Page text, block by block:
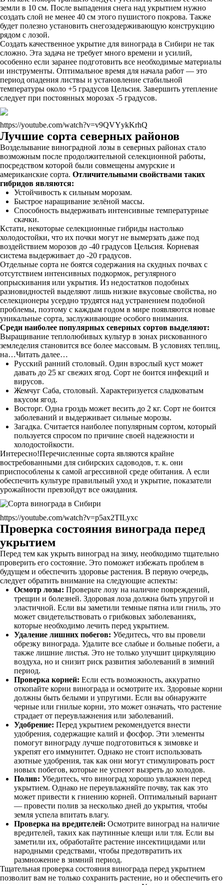
земли в 10 см. После выпадения снега над укрытием нужно
создать слой не менее 40 см этого пушистого покрова. Также
будет полезно установить снегозадерживающую конструкцию
рядом с лозой.
Создать качественное укрытие для винограда в Сибири не так
сложно. Эта задача не требует много времени и усилий,
особенно если заранее подготовить все необходимые материалы
и инструменты. Оптимальное время для начала работ — это
период опадения листвы и установление стабильной
температуры около +5 градусов Цельсия. Завершить утепление
следует при постоянных морозах -5 градусов.
https://youtube.com/watch?v=v9QVYykKrhQ
Лучшие сорта северных районов
Возделывание виноградной лозы в северных районах стало
возможным после продолжительной селекционной работы,
посредством которой были совмещены амурские и
американские сорта. Отличительными свойствами таких
гибридов являются:
Устойчивость к сильным морозам.
Быстрое наращивание зелёной массы.
Способность выдерживать интенсивные температурные
скачки.
Кстати, некоторые селекционные гибриды настолько
холодостойки, что их почки могут не вымерзать даже под
воздействием морозов до -40 градусов Цельсия. Корневая
система выдерживает до -20 градусов.
Отдельные сорта не боятся содержания на скудных почвах с
отсутствием интенсивных подкормок, регулярного
опрыскивания или укрытия. Из недостатков подобных
разновидностей выделяют лишь низкие вкусовые свойства, но
селекционеры усердно трудятся над устранением подобной
проблемы, поэтому с каждым годом в мире появляются новые
уникальные сорта, заслуживающие особого внимания.
Среди наиболее популярных северных сортов выделяют:
Выращивание теплолюбивых культур в зонах рискованного
земледелия становится все более массовым. В условиях теплиц,
на…Читать далее…
Русский ранний столовый. Один взрослый куст может
давать до 25 кг свежих ягод. Сорт не боится инфекций и
вирусов.
Жемчуг Саба, столовый. Характеризуется сладковатым
вкусом ягод.
Восторг. Одна гроздь может весить до 2 кг. Сорт не боится
заболеваний и выдерживает сильные морозы.
Загадка. Считается наиболее популярным сортом, который
пользуется спросом по причине своей надежности и
холодостойкости.
Интересно!Перечисленные сорта являются крайне
востребованными для сибирских садоводов, т. к. они
приспособлены к самой агрессивной среде обитания. А если
обеспечить культуре правильный уход и укрытие, показатели
урожайности превзойдут все ожидания.
https://youtube.com/watch?v=p5ax2TILyxc
Проверка состояния винограда перед
укрытием
Перед тем как укрыть виноград на зиму, необходимо тщательно
проверить его состояние. Это поможет избежать проблем в
будущем и обеспечить здоровье растения. В первую очередь,
следует обратить внимание на следующие аспекты:
Осмотр лозы: Проверьте лозу на наличие повреждений,
трещин и болезней. Здоровая лоза должна быть упругой и
эластичной. Если вы заметили темные пятна или гниль, это
может свидетельствовать о грибковых заболеваниях,
которые необходимо лечить перед укрытием.
Удаление лишних побегов: Убедитесь, что вы провели
обрезку винограда. Удалите все слабые и больные побеги, а
также лишние листья. Это не только улучшит циркуляцию
воздуха, но и снизит риск развития заболеваний в зимний
период.
Проверка корней: Если есть возможность, аккуратно
откопайте корни винограда и осмотрите их. Здоровые корни
должны быть белыми и упругими. Если вы обнаружите
черные или гнилые корни, это может означать, что растение
страдает от переувлажнения или заболеваний.
Удобрение: Перед укрытием рекомендуется внести
удобрения, содержащие калий и фосфор. Эти элементы
помогут винограду лучше подготовиться к зимовке и
укрепят его иммунитет. Однако не стоит использовать
азотные удобрения, так как они могут стимулировать рост
новых побегов, которые не успеют вызреть до холодов.
Полив: Убедитесь, что виноград хорошо увлажнен перед
укрытием. Однако не переувлажняйте почву, так как это
может привести к гниению корней. Оптимальный вариант
— провести полив за несколько дней до укрытия, чтобы
земля успела впитать влагу.
Проверка на вредителей: Осмотрите виноград на наличие
вредителей, таких как паутинные клещи или тля. Если вы
заметили их, обработайте растение инсектицидами или
народными средствами, чтобы предотвратить их
размножение в зимний период.
Тщательная проверка состояния винограда перед укрытием
позволит вам не только сохранить растение, но и обеспечить его